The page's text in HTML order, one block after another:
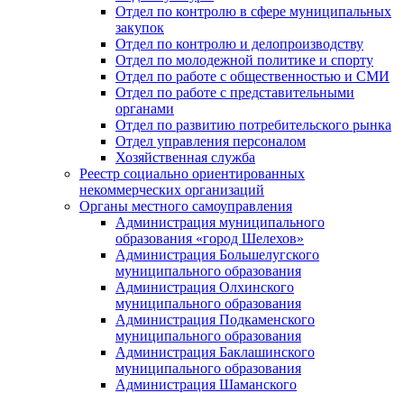
Отдел по контролю в сфере муниципальных
закупок
Отдел по контролю и делопроизводству
Отдел по молодежной политике и спорту
Отдел по работе с общественностью и СМИ
Отдел по работе с представительными
органами
Отдел по развитию потребительского рынка
Отдел управления персоналом
Хозяйственная служба
Реестр социально ориентированных
некоммерческих организаций
Органы местного самоуправления
Администрация муниципального
образования «город Шелехов»
Администрация Большелугского
муниципального образования
Администрация Олхинского
муниципального образования
Администрация Подкаменского
муниципального образования
Администрация Баклашинского
муниципального образования
Администрация Шаманского